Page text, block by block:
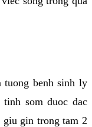
tuong benh sinh ly
som duoc dac
gin trong tam 2